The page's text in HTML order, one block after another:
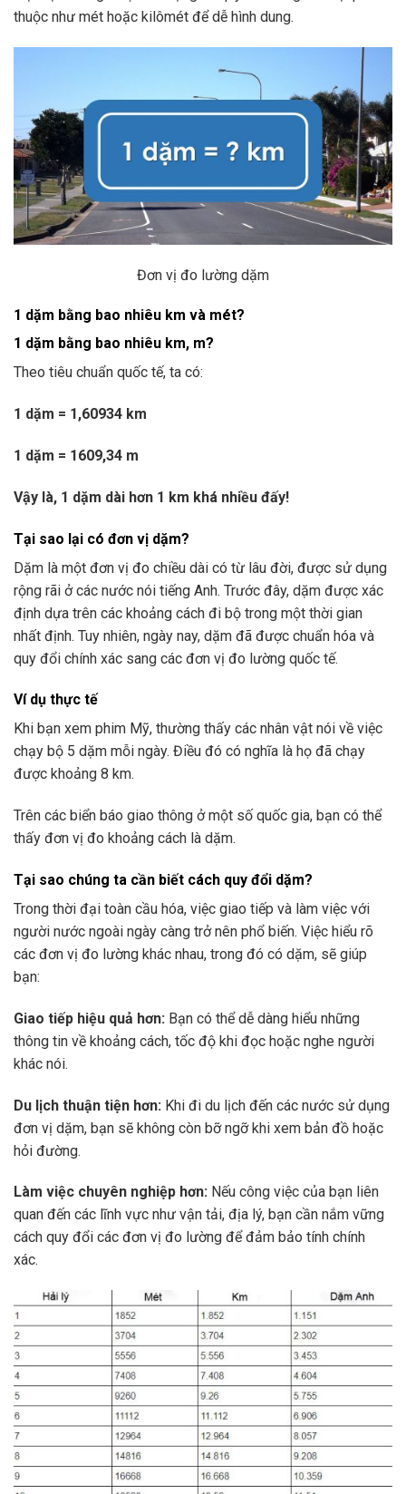
thuộc như mét hoặc kilômét để dễ hình dung.
Đơn vị đo lường dặm
1 dặm bằng bao nhiêu km và mét?
1 dặm bằng bao nhiêu km, m?
Theo tiêu chuẩn quốc tế, ta có:
1 dặm = 1,60934 km
1 dặm = 1609,34 m
Vậy là, 1 dặm dài hơn 1 km khá nhiều đấy!
Tại sao lại có đơn vị dặm?
Dặm là một đơn vị đo chiều dài có từ lâu đời, được sử dụng
rộng rãi ở các nước nói tiếng Anh. Trước đây, dặm được xác
định dựa trên các khoảng cách đi bộ trong một thời gian
nhất định. Tuy nhiên, ngày nay, dặm đã được chuẩn hóa và
quy đổi chính xác sang các đơn vị đo lường quốc tế.
Ví dụ thực tế
Khi bạn xem phim Mỹ, thường thấy các nhân vật nói về việc
chạy bộ 5 dặm mỗi ngày. Điều đó có nghĩa là họ đã chạy
được khoảng 8 km.
Trên các biển báo giao thông ở một số quốc gia, bạn có thể
thấy đơn vị đo khoảng cách là dặm.
Tại sao chúng ta cần biết cách quy đổi dặm?
Trong thời đại toàn cầu hóa, việc giao tiếp và làm việc với
người nước ngoài ngày càng trở nên phổ biến. Việc hiểu rõ
các đơn vị đo lường khác nhau, trong đó có dặm, sẽ giúp
bạn:
Giao tiếp hiệu quả hơn: Bạn có thể dễ dàng hiểu những
thông tin về khoảng cách, tốc độ khi đọc hoặc nghe người
khác nói.
Du lịch thuận tiện hơn: Khi đi du lịch đến các nước sử dụng
đơn vị dặm, bạn sẽ không còn bỡ ngỡ khi xem bản đồ hoặc
hỏi đường.
Làm việc chuyên nghiệp hơn: Nếu công việc của bạn liên
quan đến các lĩnh vực như vận tải, địa lý, bạn cần nắm vững
cách quy đổi các đơn vị đo lường để đảm bảo tính chính
xác.